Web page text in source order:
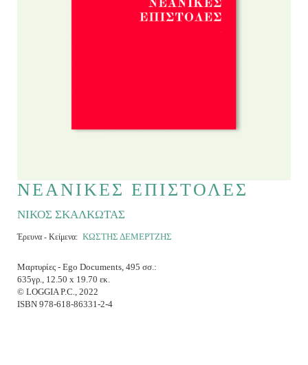
ΝΕΑΝΙΚΕΣ ΕΠΙΣΤΟΛΕΣ
ΝΙΚΟΣ ΣΚΑΛΚΩΤΑΣ
Έρευνα - Κείμενα: ΚΩΣΤHΣ ΔΕΜΕΡΤΖΗΣ
Μαρτυρίες - Ego Documents, 495 σσ.:
635γρ., 12.50 x 19.70 εκ.
© LOGGIA P.C., 2022
ISBN 978-618-86331-2-4